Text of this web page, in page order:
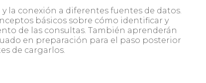
la conexión a diferentes fuentes de datos.
básicos sobre cómo identificar y
de las consultas. También aprenderán
en preparación para el paso posterior
de cargarlos.